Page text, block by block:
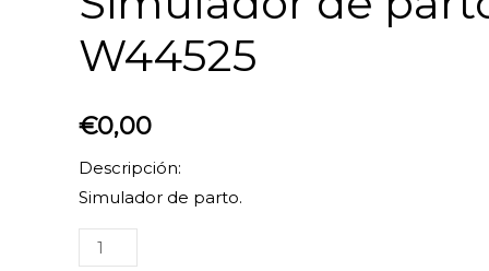
W44525
€0,00
Descripción:
Simulador de parto.